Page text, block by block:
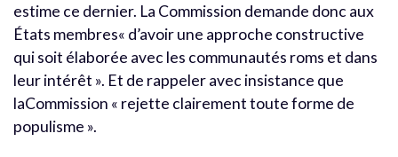
estime ce dernier. La Commission demande donc aux
États membres« d’avoir une approche constructive
qui soit élaborée avec les communautés roms et dans
leur intérêt ». Et de rappeler avec insistance que
laCommission « rejette clairement toute forme de
populisme ».